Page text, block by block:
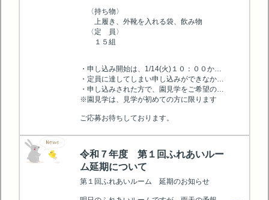
〈持ち物〉
上履き、外靴を入れる袋、飲み物
〈定 員〉
１５組
・申し込み開始は、1/14(火)１０：００からとなります。参加を希望される方は下記フォームよりお申し込みください。尚、受付完了の確認メール等はございません。
・定員に達してしまい申し込みができなかった場合、キャンセル待ちの申し込みを電話にて受け付けます。希望される方はご連絡ください。（0476-47-0644）
・申し込みされた方で、園見学をご希望の方は、当日10：00にお越しください。
※園見学は、見学が初めての方に限ります
ご応募お待ちしております。
令和７年度 第１回ふれあいルー
ム延期について
第１回ふれあいルーム 延期のお知らせ